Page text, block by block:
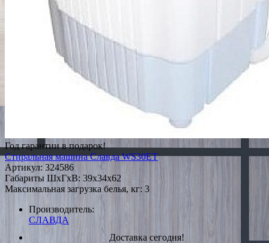
Год гарантии в подарок!
Стиральная машина Славда WS30ET
Артикул: 324586
Габариты ШxГxВ: 39x34x62
Максимальная загрузка белья, кг: 3
Производитель:
СЛАВДА
Доставка сегодня!